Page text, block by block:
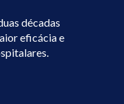
décadas
eficácia e